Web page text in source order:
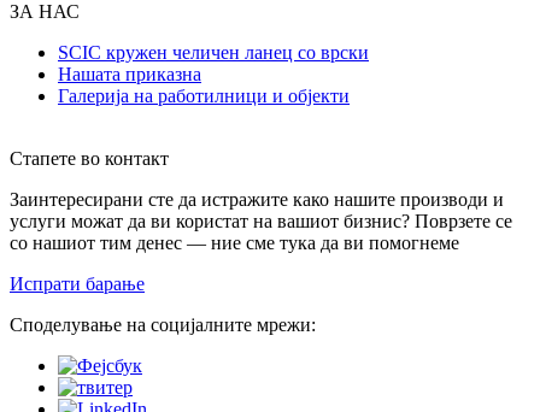
ЗА НАС
SCIC кружен челичен ланец со врски
Нашата приказна
Галерија на работилници и објекти
Стапете во контакт
Заинтересирани сте да истражите како нашите производи и
услуги можат да ви користат на вашиот бизнис? Поврзете се
со нашиот тим денес — ние сме тука да ви помогнеме
Испрати барање
Споделување на социјалните мрежи: